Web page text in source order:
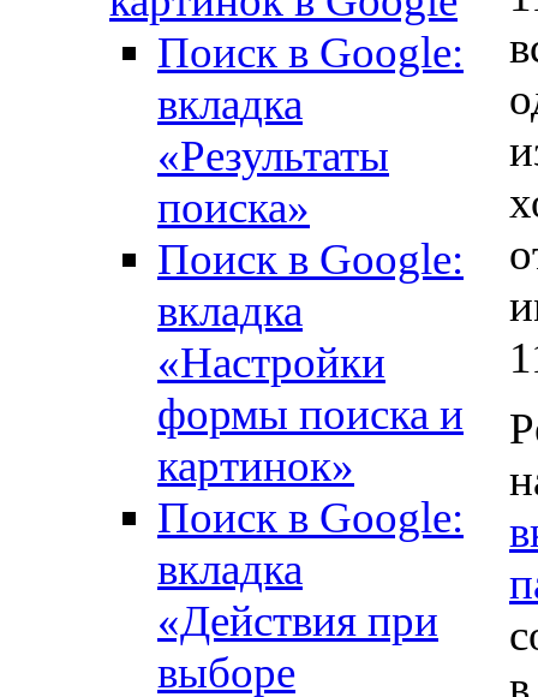
Поиск в Google:
вкладка
«Результаты
поиска»
Поиск в Google:
вкладка
«Настройки
формы поиска и
картинок»
Поиск в Google:
вкладка
«Действия при
выборе